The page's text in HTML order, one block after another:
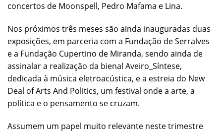
concertos de Moonspell, Pedro Mafama e Lina.
Nos próximos três meses são ainda inauguradas duas
exposições, em parceria com a Fundação de Serralves
e a Fundação Cupertino de Miranda, sendo ainda de
assinalar a realização da bienal Aveiro_Síntese,
dedicada à música eletroacústica, e a estreia do New
Deal of Arts And Politics, um festival onde a arte, a
política e o pensamento se cruzam.
Assumem um papel muito relevante neste trimestre